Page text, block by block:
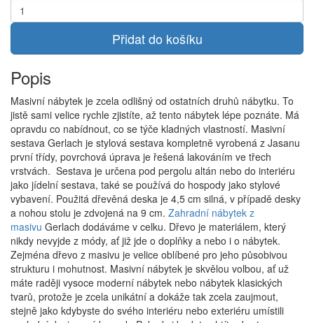
Přidat do košíku
Popis
Masivní nábytek je zcela odlišný od ostatních druhů nábytku. To
jistě sami velice rychle zjistíte, až tento nábytek lépe poznáte. Má
opravdu co nabídnout, co se týče kladných vlastností. Masivní
sestava Gerlach je stylová sestava kompletně vyrobená z Jasanu
první třídy, povrchová úprava je řešená lakováním ve třech
vrstvách. Sestava je určena pod pergolu altán nebo do interiéru
jako jídelní sestava, také se používá do hospody jako stylové
vybavení. Použitá dřevěná deska je 4,5 cm silná, v případě desky
a nohou stolu je zdvojená na 9 cm. Zahradní nábytek z
masivu Gerlach dodáváme v celku. Dřevo je materiálem, který
nikdy nevyjde z módy, ať již jde o doplňky a nebo i o nábytek.
Zejména dřevo z masivu je velice oblíbené pro jeho působivou
strukturu i mohutnost. Masivní nábytek je skvělou volbou, ať už
máte raději vysoce moderní nábytek nebo nábytek klasických
tvarů, protože je zcela unikátní a dokáže tak zcela zaujmout,
stejně jako kdybyste do svého interiéru nebo exteriéru umístili